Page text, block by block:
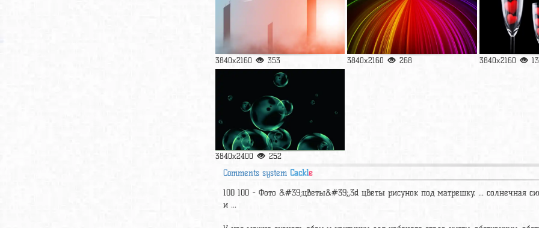
3840x2160 353 3840x2160 268 3840x2160
3840x2400 252
Comments systemCackle
100 100 - Фото &#39;цветы&#39;,3d цветы рисунок под матрешку. ... солнечная
и ...